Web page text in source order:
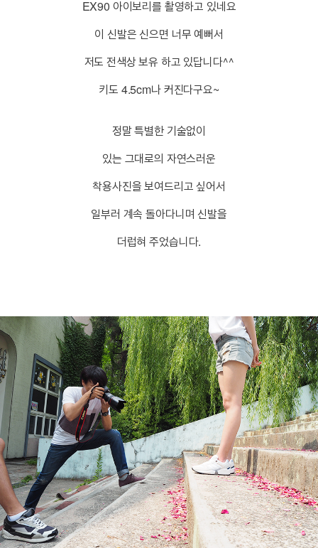
EX90 아이보리를 촬영하고 있네요
이 신발은 신으면 너무 예뻐서
저도 전색상 보유 하고 있답니다^^
키도 4.5cm나 커진다구요~
정말 특별한 기술없이
있는 그대로의 자연스러운
착용사진을 보여드리고 싶어서
일부러 계속 돌아다니며 신발을
더럽혀 주었습니다.